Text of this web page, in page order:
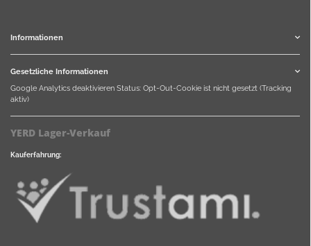
Informationen
Gesetzliche Informationen
Google Analytics deaktivieren Status: Opt-Out-Cookie ist nicht gesetzt (Tracking
aktiv)
YERD Lager-Verkauf
Kauferfahrung: